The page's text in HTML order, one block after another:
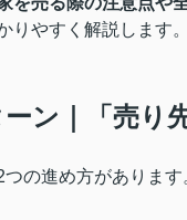
りやすく解説します。
ン｜「売り
の進め方がありま